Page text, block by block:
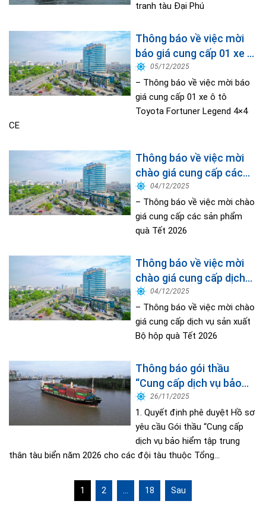
tranh tàu Đại Phú
Thông báo về việc mời
báo giá cung cấp 01 xe ô
tô Toyota Fortuner
Legend 4×4 CE
05/12/2025
– Thông báo về việc mời báo
giá cung cấp 01 xe ô tô
Toyota Fortuner Legend 4×4
CE
Thông báo về việc mời
chào giá cung cấp các
sản phẩm quà Tết 2026
04/12/2025
– Thông báo về việc mời chào
giá cung cấp các sản phẩm
quà Tết 2026
Thông báo về việc mời
chào giá cung cấp dịch
vụ sản xuất Bộ hộp quà
Tết 2026
04/12/2025
– Thông báo về việc mời chào
giá cung cấp dịch vụ sản xuất
Bộ hộp quà Tết 2026
Thông báo gói thầu
“Cung cấp dịch vụ bảo
hiểm tập trung thân tàu
biển năm 2026 cho đội
tàu thuộc Tổng công ty
Hàng hải Việt Nam”
26/11/2025
1. Quyết định phê duyệt Hồ sơ
yêu cầu Gói thầu “Cung cấp
dịch vụ bảo hiểm tập trung
thân tàu biển năm 2026 cho các đội tàu thuộc Tổng...
1 2 … 18 Sau